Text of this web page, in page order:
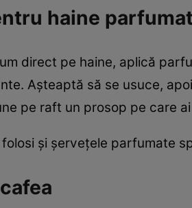
haine
direct pe haine, aplică
Aşteaptă să se usuce,
pe raft un prosop pe care
şi şerveţele parfumate